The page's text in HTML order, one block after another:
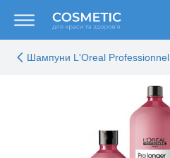
Шампуни L'Oreal Professionnel